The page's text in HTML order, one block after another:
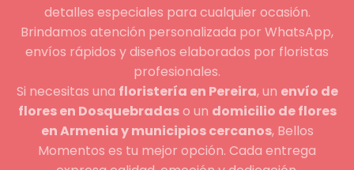
detalles especiales para cualquier ocasión.
Brindamos atención personalizada por WhatsApp,
envíos rápidos y diseños elaborados por floristas
profesionales.
Si necesitas una floristería en Pereira, un envío de
flores en Dosquebradaso un domicilio de flores
en Armenia y municipios cercanos, Bellos
Momentos es tu mejor opción. Cada entrega